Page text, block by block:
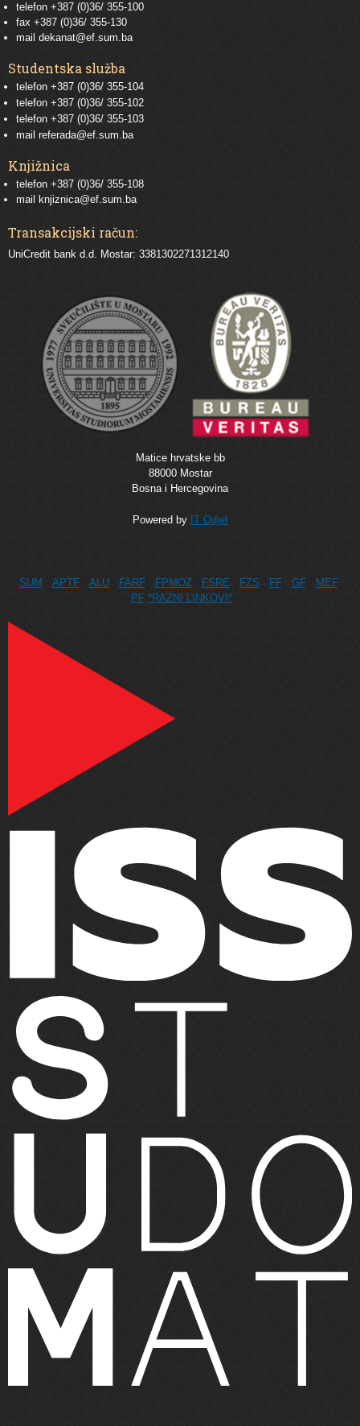
telefon +387 (0)36/ 355-100
fax +387 (0)36/ 355-130
mail dekanat@ef.sum.ba
Studentska služba
telefon +387 (0)36/ 355-104
telefon +387 (0)36/ 355-102
telefon +387 (0)36/ 355-103
mail referada@ef.sum.ba
Knjižnica
telefon +387 (0)36/ 355-108
mail
knjiznica@ef.sum.ba
Transakcijski račun:
UniCredit bank d.d. Mostar: 3381302271312140
Matice hrvatske bb
88000 Mostar
Bosna i Hercegovina
Powered by IT Odjel
SUM APTF ALU FARF FPMOZ FSRE FZS FF GF
MEF
PF *RAZNI LINKOVI*